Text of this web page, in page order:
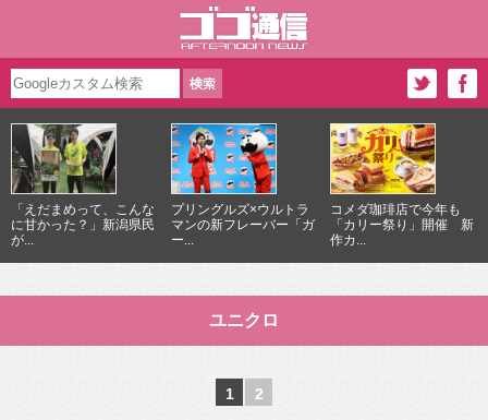
「えだまめって、こんな
に甘かった？」新潟県民
が...
プリングルズ×ウルトラ
マンの新フレーバー「ガ
ー...
コメダ珈琲店で今年も
「カリー祭り」開催 新
作カ...
ユニクロ
1 2